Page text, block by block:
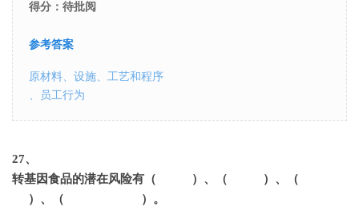
得分：待批阅
参考答案
原材料、设施、工艺和程序
、员工行为
27、
转基因食品的潜在风险有（ ）、（ ）、（
）、（ ）。